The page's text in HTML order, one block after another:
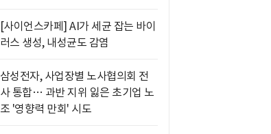
[사이언스카페] AI가 세균 잡는 바이
러스 생성, 내성균도 감염
삼성전자, 사업장별 노사협의회 전
사 통합… 과반 지위 잃은 초기업 노
조 '영향력 만회' 시도